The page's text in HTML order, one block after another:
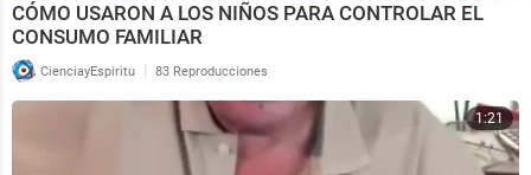
CÓMO USARON A LOS NIÑOS PARA CONTROLAR EL
CONSUMO FAMILIAR
CienciayEspiritu | 83 Reproducciones
1:21